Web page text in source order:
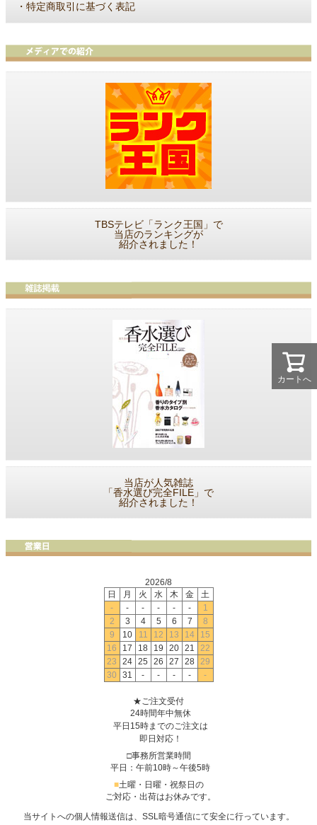
カートへ
・ 特定商取引に基づく表記
TBSテレビ「ランク王国」で
当店のランキングが
紹介されました！
当店が人気雑誌
「香水選び完全FILE」で
紹介されました！
2026/8
日
月 火 水 木 金
土
-
- - - - -
1
2
3 4 5 6 7
8
9
10 11 12 13 14
15
16
17 18 19 20 21
22
23
24 25 26 27 28 29
30
31 - - - - -
★ご注文受付
24時間年中無休
平日15時までのご注文は
即日対応！
□事務所営業時間
平日：午前10時～午後5時
■土曜・日曜・祝祭日の
ご対応・出荷はお休みです。
当サイトへの個人情報送信は、SSL暗号通信にて安全に行っています。